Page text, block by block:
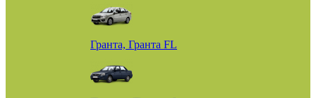
Гранта, Гранта FL